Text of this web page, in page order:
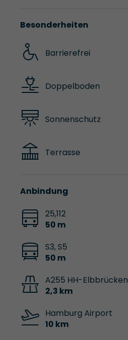
Besonderheiten
Barrierefrei
Doppelboden
Sonnenschutz
Terrasse
Anbindung
25,112
50 m
S3, S5
50 m
A255 HH-Elbbrücken
2,3 km
Hamburg Airport
10 km